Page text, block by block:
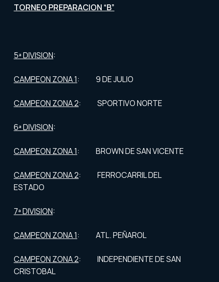
TORNEO PREPARACION “B”
5ª DIVISION:
CAMPEON ZONA 1: 9 DE JULIO
CAMPEON ZONA 2: SPORTIVO NORTE
6ª DIVISION:
CAMPEON ZONA 1: BROWN DE SAN VICENTE
CAMPEON ZONA 2: FERROCARRIL DEL
ESTADO
7ª DIVISION:
CAMPEON ZONA 1: ATL. PEÑAROL
CAMPEON ZONA 2: INDEPENDIENTE DE SAN
CRISTOBAL